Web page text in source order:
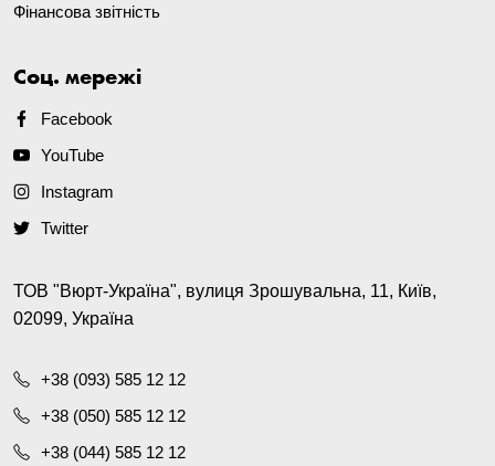
Фінансова звітність
Соц. мережі
Facebook
YouTube
Instagram
Twitter
ТОВ "Вюрт-Україна", вулиця Зрошувальна, 11, Київ,
02099, Україна
+38 (093) 585 12 12
+38 (050) 585 12 12
+38 (044) 585 12 12